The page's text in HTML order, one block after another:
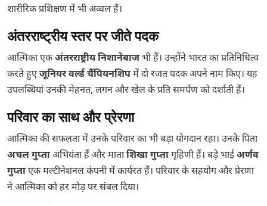
शारीरिक प्रशिक्षण में भी अव्वल हैं।
अंतरराष्ट्रीय स्तर पर जीते पदक
आत्मिका एकअंतरराष्ट्रीय निशानेबाजभी हैं। उन्होंने भारत का प्रतिनिधित्व
करते हुएजूनियर वर्ल्ड चैंपियनशिपमें दो रजत पदक अपने नाम किए। यह
उपलब्धियां उनकी मेहनत, लगन और खेल के प्रति समर्पण को दर्शाती हैं।
परिवार का साथ और प्रेरणा
आत्मिका की सफलता में उनके परिवार का भी बड़ा योगदान रहा। उनके पिता
अचल गुप्ताअभियंता हैं और माताशिखा गुप्तागृहिणी हैं। बड़े भाईअर्णव
गुप्ताएक मल्टीनेशनल कंपनी में कार्यरत हैं। परिवार के सहयोग और प्रेरणा
ने आत्मिका को हर मोड़ पर संबल दिया।